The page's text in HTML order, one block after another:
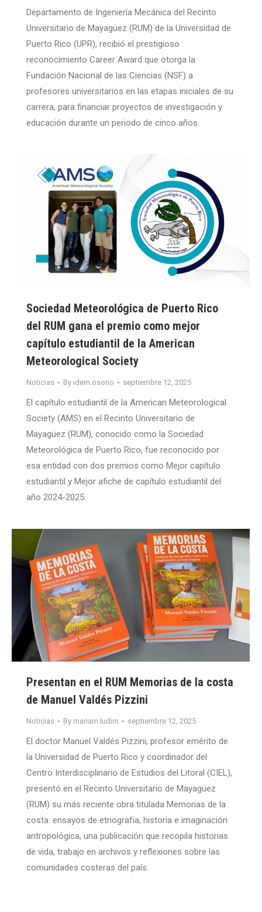
Departamento de Ingeniería Mecánica del Recinto
Universitario de Mayagüez (RUM) de la Universidad de
Puerto Rico (UPR), recibió el prestigioso
reconocimiento Career Award que otorga la
Fundación Nacional de las Ciencias (NSF) a
profesores universitarios en las etapas iniciales de su
carrera, para financiar proyectos de investigación y
educación durante un periodo de cinco años.
Sociedad Meteorológica de Puerto Rico
del RUM gana el premio como mejor
capítulo estudiantil de la American
Meteorological Society
Noticias By idem.osorio septiembre 12, 2025
El capítulo estudiantil de la American Meteorological
Society (AMS) en el Recinto Universitario de
Mayagüez (RUM), conocido como la Sociedad
Meteorológica de Puerto Rico, fue reconocido por
esa entidad con dos premios como Mejor capítulo
estudiantil y Mejor afiche de capítulo estudiantil del
año 2024-2025.
Presentan en el RUM Memorias de la costa
de Manuel Valdés Pizzini
Noticias By mariam.ludim septiembre 12, 2025
El doctor Manuel Valdés Pizzini, profesor emérito de
la Universidad de Puerto Rico y coordinador del
Centro Interdisciplinario de Estudios del Litoral (CIEL),
presentó en el Recinto Universitario de Mayagüez
(RUM) su más reciente obra titulada Memorias de la
costa: ensayos de etnografía, historia e imaginación
antropológica, una publicación que recopila historias
de vida, trabajo en archivos y reflexiones sobre las
comunidades costeras del país.